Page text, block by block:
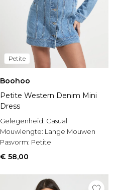
Petite
Boohoo
Petite Western Denim Mini
Dress
Gelegenheid: Casual
Mouwlengte: Lange Mouwen
Pasvorm: Petite
€ 58,00